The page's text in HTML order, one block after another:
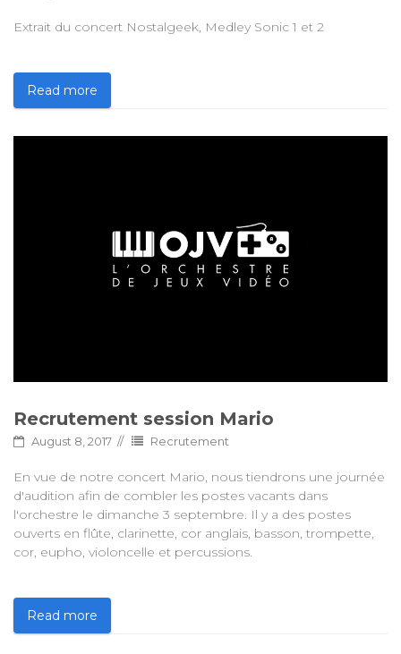
Extrait du concert Nostalgeek, Medley Sonic 1 et 2
Read more
Recrutement session Mario
August 8, 2017 Recrutement
En vue de notre concert Mario, nous tiendrons une journée
d'audition afin de combler les postes vacants dans
l'orchestre le dimanche 3 septembre. Il y a des postes
ouverts en flûte, clarinette, cor anglais, basson, trompette,
cor, eupho, violoncelle et percussions.
Read more